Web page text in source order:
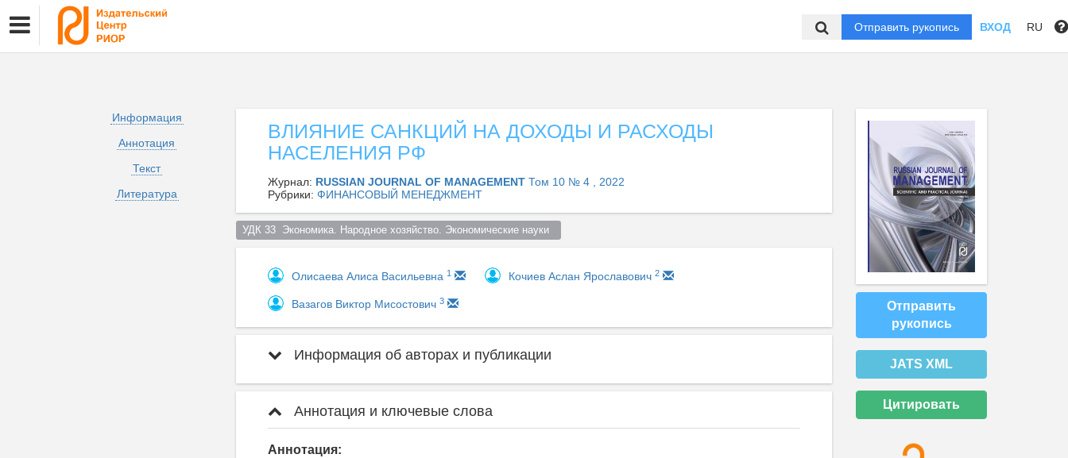
Отправить рукопись ВХОД RU
Информация
Аннотация
Текст
Литература
ВЛИЯНИЕ САНКЦИЙ НА ДОХОДЫ И РАСХОДЫ
НАСЕЛЕНИЯ РФ
Журнал: RUSSIAN JOURNAL OF MANAGEMENT Том 10 № 4 , 2022
Рубрики: ФИНАНСОВЫЙ МЕНЕДЖМЕНТ
УДК 33  Экономика. Народное хозяйство. Экономические науки
Олисаева Алиса Васильевна 1 Кочиев Аслан Ярославович 2
Вазагов Виктор Мисостович 3
Информация об авторах и публикации
Аннотация и ключевые слова
Аннотация:
Отправить
рукопись
JATS XML
Цитировать